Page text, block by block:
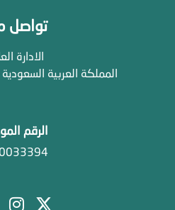
تواصل
الادارة
المملكة العربية السعودية
الرقم